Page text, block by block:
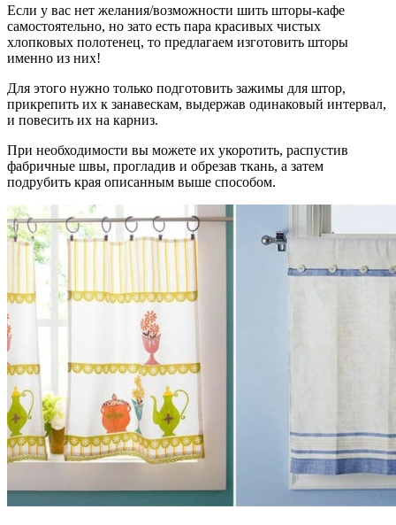
Если у вас нет желания/возможности шить шторы-кафе
самостоятельно, но зато есть пара красивых чистых
хлопковых полотенец, то предлагаем изготовить шторы
именно из них!
Для этого нужно только подготовить зажимы для штор,
прикрепить их к занавескам, выдержав одинаковый интервал,
и повесить их на карниз.
При необходимости вы можете их укоротить, распустив
фабричные швы, прогладив и обрезав ткань, а затем
подрубить края описанным выше способом.